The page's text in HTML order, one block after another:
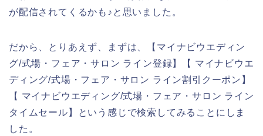
が配信されてくるかも♪と思いました。
だから、とりあえず、まずは、【マイナビウエディン
グ/式場・フェア・サロン ライン登録】【 マイナビウエ
ディング/式場・フェア・サロン ライン割引クーポン】
【 マイナビウエディング/式場・フェア・サロン ライン
タイムセール】という感じで検索してみることにしま
した。